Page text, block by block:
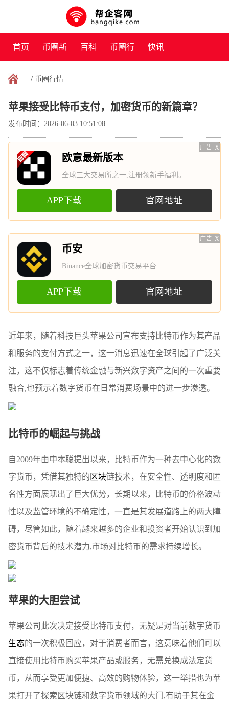
首页 币圈新
闻
百科 币圈行 快讯
/ 币圈行情
苹果接受比特币支付，加密货币的新篇章？
发布时间：2026-06-03 10:51:08
广告 X
欧意最新版本
全球三大交易所之一,注册领新手福利。
APP下载 官网地址
广告 X
币安
Binance全球加密货币交易平台
APP下载 官网地址
近年来，随着科技巨头苹果公司宣布支持比特币作为其产品
和服务的支付方式之一，这一消息迅速在全球引起了广泛关
注，这不仅标志着传统金融与新兴数字资产之间的一次重要
融合,也预示着数字货币在日常消费场景中的进一步渗透。
比特币的崛起与挑战
自2009年由中本聪提出以来，比特币作为一种去中心化的数
字货币，凭借其独特的 区块链技术，在安全性、透明度和匿
名性方面展现出了巨大优势，长期以来，比特币的价格波动
性以及监管环境的不确定性，一直是其发展道路上的两大障
碍，尽管如此，随着越来越多的企业和投资者开始认识到加
密货币背后的技术潜力,市场对比特币的需求持续增长。
苹果的大胆尝试
苹果公司此次决定接受比特币支付，无疑是对当前数字货币
生态的一次积极回应，对于消费者而言，这意味着他们可以
直接使用比特币购买苹果产品或服务，无需兑换成法定货
币，从而享受更加便捷、高效的购物体验，这一举措也为苹
果打开了探索区块链和数字货币领域的大门,有助于其在金